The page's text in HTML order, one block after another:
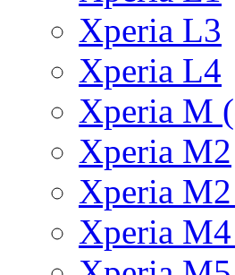
Xperia L3
Xperia L4
Xperia M
Xperia M2
Xperia
Xperia